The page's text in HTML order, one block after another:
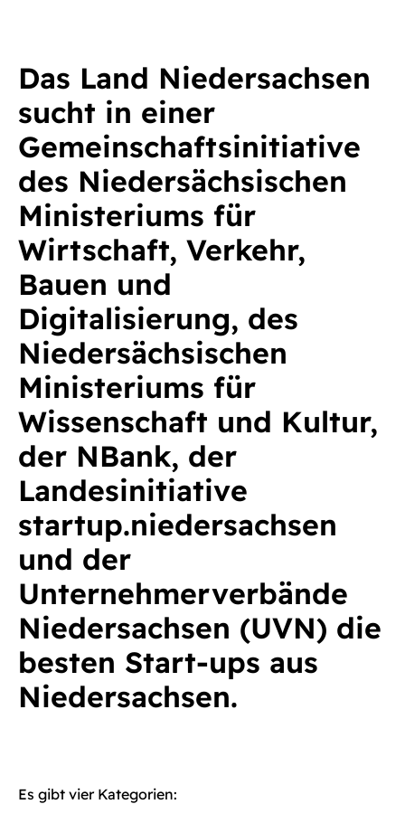
Das Land Niedersachsen
sucht in einer
Gemeinschaftsinitiative
des Niedersächsischen
Ministeriums für
Wirtschaft, Verkehr,
Bauen und
Digitalisierung, des
Niedersächsischen
Ministeriums für
Wissenschaft und Kultur,
der NBank, der
Landesinitiative
startup.niedersachsen
und der
Unternehmerverbände
Niedersachsen (UVN) die
besten Start-ups aus
Niedersachsen.
Es gibt vier Kategorien: